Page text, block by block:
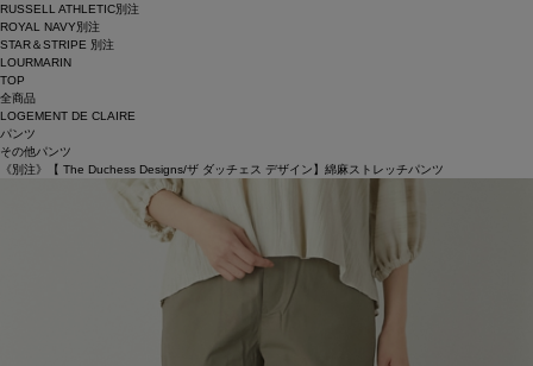
RUSSELL ATHLETIC別注
ROYAL NAVY別注
STAR＆STRIPE 別注
LOURMARIN
TOP
全商品
LOGEMENT DE CLAIRE
パンツ
その他パンツ
《別注》【 The Duchess Designs/ザ ダッチェス デザイン】綿麻ストレッチパンツ